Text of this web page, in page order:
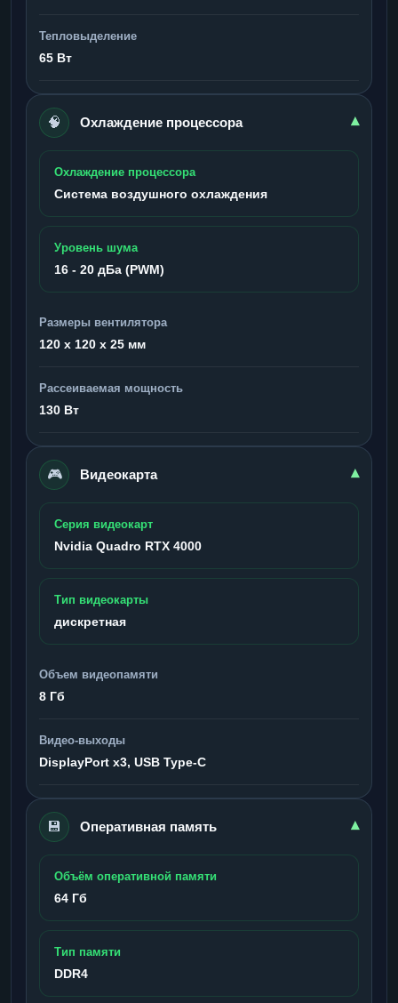
Тепловыделение
65 Вт
🧠 Охлаждение процессора ▾
Охлаждение процессора
Система воздушного охлаждения
Уровень шума
16 - 20 дБа (PWM)
Размеры вентилятора
120 x 120 x 25 мм
Рассеиваемая мощность
130 Вт
🎮 Видеокарта ▾
Серия видеокарт
Nvidia Quadro RTX 4000
Тип видеокарты
дискретная
Объем видеопамяти
8 Гб
Видео-выходы
DisplayPort x3, USB Type-C
💾 Оперативная память ▾
Объём оперативной памяти
64 Гб
Тип памяти
DDR4